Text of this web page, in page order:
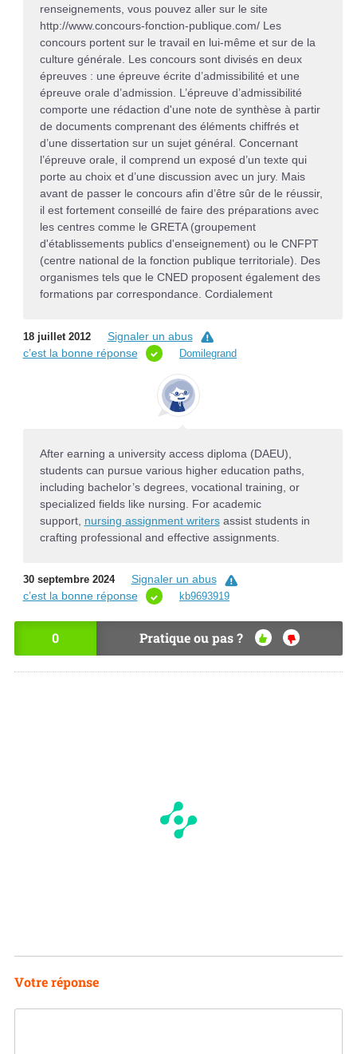
renseignements, vous pouvez aller sur le site
http://www.concours-fonction-publique.com/ Les
concours portent sur le travail en lui-même et sur de la
culture générale. Les concours sont divisés en deux
épreuves : une épreuve écrite d’admissibilité et une
épreuve orale d’admission. L’épreuve d’admissibilité
comporte une rédaction d'une note de synthèse à partir
de documents comprenant des éléments chiffrés et
d’une dissertation sur un sujet général. Concernant
l’épreuve orale, il comprend un exposé d’un texte qui
porte au choix et d’une discussion avec un jury. Mais
avant de passer le concours afin d’être sûr de le réussir,
il est fortement conseillé de faire des préparations avec
les centres comme le GRETA (groupement
d'établissements publics d'enseignement) ou le CNFPT
(centre national de la fonction publique territoriale). Des
organismes tels que le CNED proposent également des
formations par correspondance. Cordialement
18 juillet 2012
Signaler un abus
c’est la bonne réponse
Domilegrand
After earning a university access diploma (DAEU),
students can pursue various higher education paths,
including bachelor’s degrees, vocational training, or
specialized fields like nursing. For academic
support, nursing assignment writersassist students in
crafting professional and effective assignments.
30 septembre 2024
Signaler un abus
c’est la bonne réponse
kb9693919
0 Pratique ou pas ?
OU
I
NO
Votre réponse